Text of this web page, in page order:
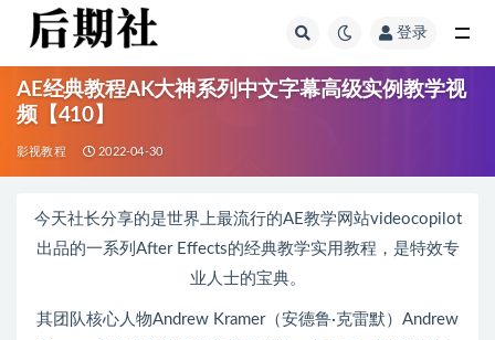
登录
AE经典教程AK大神系列中文字幕高级实例教学视
频【410】
影视教程 2022-04-30
今天社长分享的是世界上最流行的AE教学网站videocopilot
出品的一系列After Effects的经典教学实用教程，是特效专
业人士的宝典。
其团队核心人物Andrew Kramer（安德鲁·克雷默）Andrew